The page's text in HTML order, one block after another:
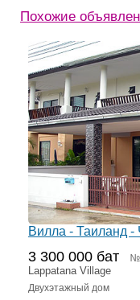
Похожие
Вилла - Таиланд -
3 300 000 бат №
Lappatana Village
Двухэтажный дом